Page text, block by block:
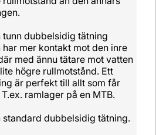
tunn dubbelsidig tätning
mer kontakt mot den inre
med ännu tätare mot vatten
högre rullmotstånd. Ett
är perfekt till allt som får
ramlager på en MTB.
standard dubbelsidig tätning.